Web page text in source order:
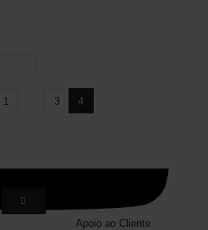
1 3 4
Apoio ao Cliente